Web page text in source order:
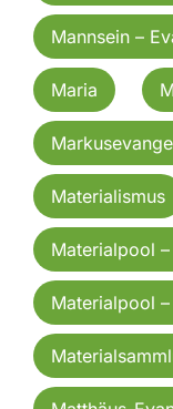
Mannsein –
Maria
Materialismus
Materialpool
Materialpool